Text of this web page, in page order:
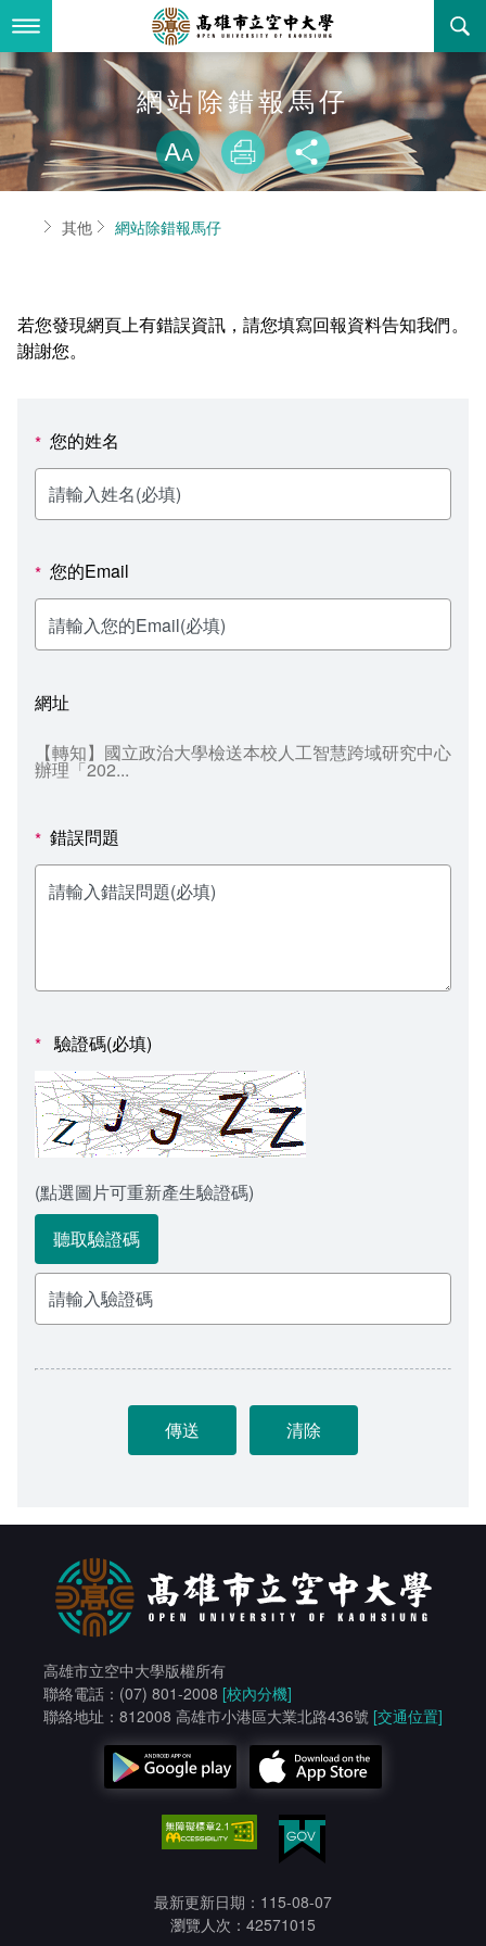
到
要
內最新消息
全部公告
教務公告
學系公告
活動研習
歷史訊息
新聞媒體專區
校園行事曆
報名系統
線上報名查詢
關於本校
空大簡介
立案證明
空大有利的學習條件
環境設備
本校位置
資訊圖像化專區
活動花絮
影音資訊
行政單位
行政單位簡介
校長室
教務處課務組
學習指導中心
輔導處
研發處
秘書處出納組
秘書處文書組
教學媒體處
電算中心
會計室
人事室
學術單位
通識教育中心
法律學系
大眾傳播學系
外國語文學系
文化藝術學系
健康管理與促進學系
其他好站
資訊相關法規
校務資訊
新生報名
在學資訊
校務系統
課程大綱
網路選課
校園行事曆
校內系統
資訊服務線上報修系統
消耗品申請
教室‧會議室預約系統
線上報修最新消息
問卷調查
法令規章
政府公開資訊
常見問答
意見信箱
各單位意見信箱
諮詢信箱進度查詢
影音資訊
網站除錯報馬仔
略過字型切
放大
列印 分享
首頁其他 網站除錯報馬仔
若您發現網頁上有錯誤資訊，請您填寫回報資料告知我們。
謝謝您。
* 您的姓名
* 您的Email
網址
【轉知】國立政治大學檢送本校人工智慧跨域研究中心
辦理「202...
* 錯誤問題
* 驗證碼(必填)
(點選圖片可重新產生驗證碼)
聽取驗證碼
高雄市立空中大學版權所有
聯絡電話：(07) 801-2008 [校內分機]
聯絡地址：812008 高雄市小港區大業北路436號 [交通位置]
最新更新日期：115-08-07
瀏覽人次：42571015